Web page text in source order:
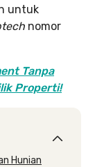
untuk
nomor
Tanpa
Properti!
Hunian